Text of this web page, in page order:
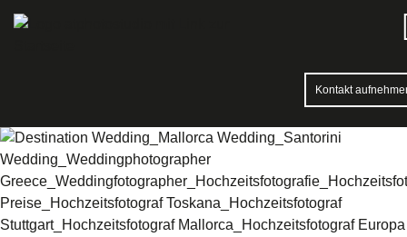
Kontakt